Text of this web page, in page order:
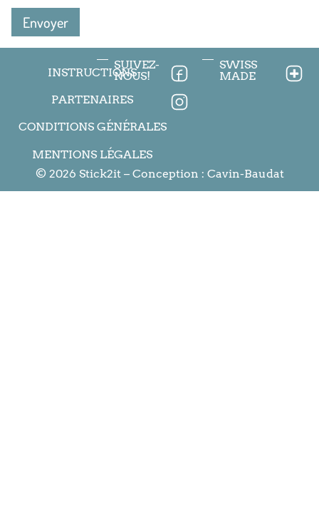
INSTRUCTIONS
PARTENAIRES
CONDITIONS GÉNÉRALES
MENTIONS LÉGALES
SUIVEZ-
NOUS!
SWISS
MADE
© 2026 Stick2it – Conception : Cavin-Baudat